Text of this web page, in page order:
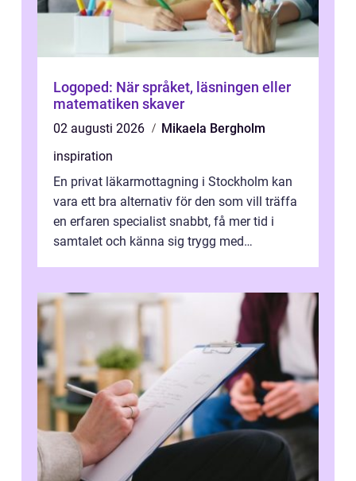
Logoped: När språket, läsningen eller
matematiken skaver
02 augusti 2026
Mikaela Bergholm
inspiration
En privat läkarmottagning i Stockholm kan
vara ett bra alternativ för den som vill träffa
en erfaren specialist snabbt, få mer tid i
samtalet och känna sig trygg med